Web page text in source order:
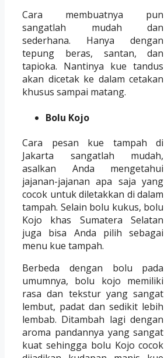
Cara membuatnya pun
sangatlah mudah dan
sederhana. Hanya dengan
tepung beras, santan, dan
tapioka. Nantinya kue tandus
akan dicetak ke dalam cetakan
khusus sampai matang.
Bolu Kojo
Cara pesan kue tampah di
Jakarta sangatlah mudah,
asalkan Anda mengetahui
jajanan-jajanan apa saja yang
cocok untuk diletakkan di dalam
tampah. Selain bolu kukus, bolu
Kojo khas Sumatera Selatan
juga bisa Anda pilih sebagai
menu kue tampah.
Berbeda dengan bolu pada
umumnya, bolu kojo memiliki
rasa dan tekstur yang sangat
lembut, padat dan sedikit lebih
lembab. Ditambah lagi dengan
aroma pandannya yang sangat
kuat sehingga bolu Kojo cocok